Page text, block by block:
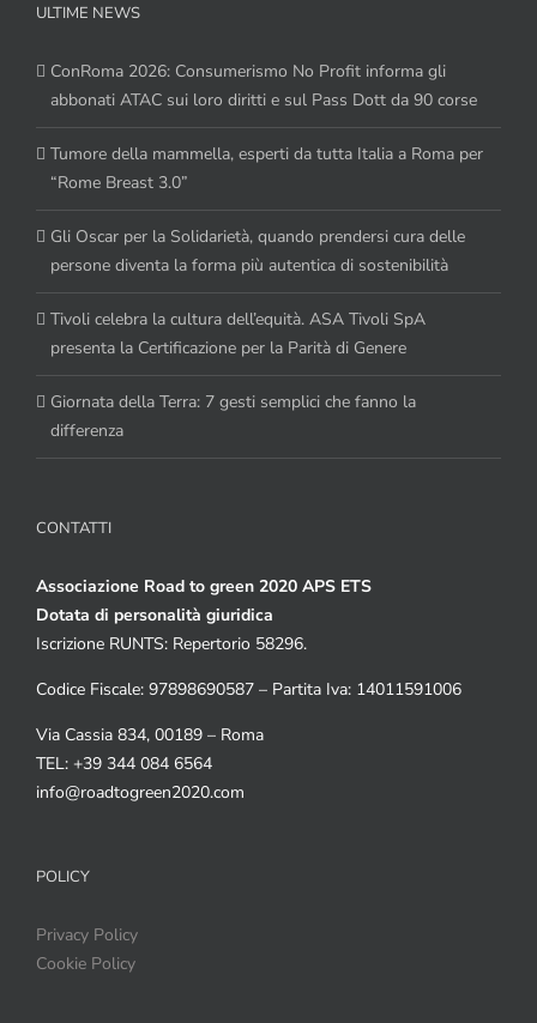
ULTIME NEWS
ConRoma 2026: Consumerismo No Profit informa gli
abbonati ATAC sui loro diritti e sul Pass Dott da 90 corse
Tumore della mammella, esperti da tutta Italia a Roma per
“Rome Breast 3.0”
Gli Oscar per la Solidarietà, quando prendersi cura delle
persone diventa la forma più autentica di sostenibilità
Tivoli celebra la cultura dell’equità. ASA Tivoli SpA
presenta la Certificazione per la Parità di Genere
Giornata della Terra: 7 gesti semplici che fanno la
differenza
CONTATTI
Associazione Road to green 2020 APS ETS
Dotata di personalità giuridica
Iscrizione RUNTS: Repertorio 58296.
Codice Fiscale: 97898690587 – Partita Iva: 14011591006
Via Cassia 834, 00189 – Roma
TEL: +39 344 084 6564
info@roadtogreen2020.com
POLICY
Privacy Policy
Cookie Policy